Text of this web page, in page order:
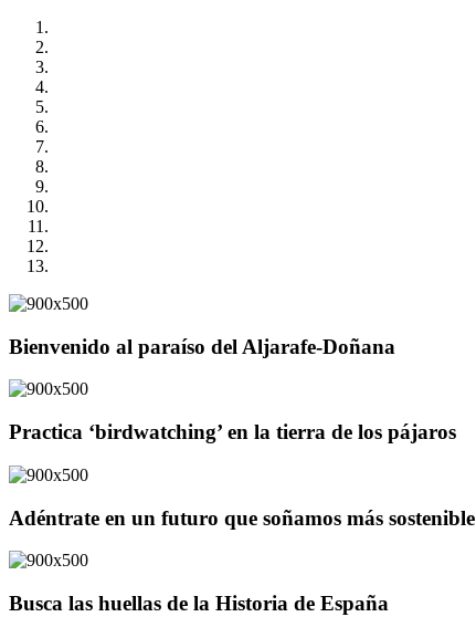
Bienvenido al paraíso del Aljarafe-Doñana
Practica ‘birdwatching’ en la tierra de los pájaros
Adéntrate en un futuro que soñamos más sostenible
Busca las huellas de la Historia de España